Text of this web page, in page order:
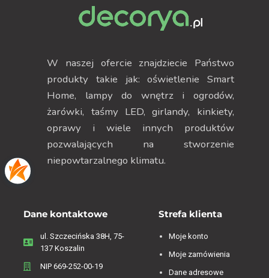
W naszej ofercie znajdziecie Państwo
produkty takie jak: oświetlenie Smart
Home, lampy do wnętrz i ogrodów,
żarówki, taśmy LED, girlandy, kinkiety,
oprawy i wiele innych produktów
pozwalających na stworzenie
niepowtarzalnego klimatu.
Dane kontaktowe
ul. Szczecińska 38H, 75-
137 Koszalin
NIP 669-252-00-19
Strefa klienta
Moje konto
Moje zamówienia
Dane adresowe